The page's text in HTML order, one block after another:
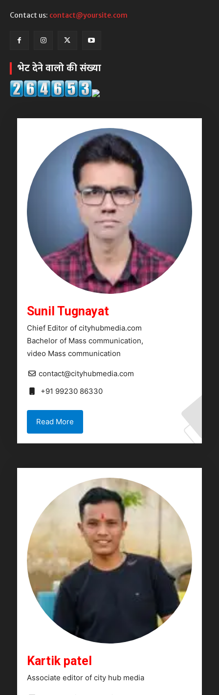
Contact us: contact@yoursite.com
भेट देने वालो की संख्या
Sunil Tugnayat
Chief Editor of cityhubmedia.com
Bachelor of Mass communication,
video Mass communication
contact@cityhubmedia.com
+91 99230 86330
Read More
Kartik patel
Associate editor of city hub media